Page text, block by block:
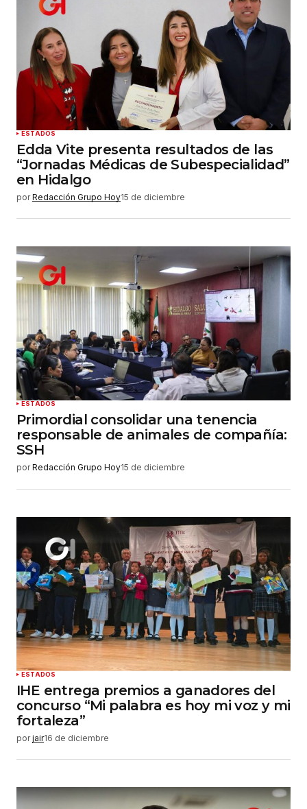
Tu correo electrónico
Guardar mi nombre, correo electrónico y sitio
web en este navegador para la próxima vez que
haga un comentario.
Enviar comentario
ESTADOS
Edda Vite presenta resultados de las
“Jornadas Médicas de Subespecialidad”
en Hidalgo
por Redacción Grupo Hoy15 de diciembre
ESTADOS
Primordial consolidar una tenencia
responsable de animales de compañía:
SSH
por Redacción Grupo Hoy15 de diciembre
ESTADOS
IHE entrega premios a ganadores del
concurso “Mi palabra es hoy mi voz y mi
fortaleza”
por jair16 de diciembre